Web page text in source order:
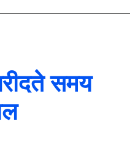
समय